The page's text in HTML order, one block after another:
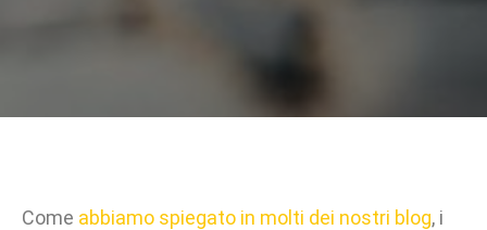
Come abbiamo spiegato in molti dei nostri blog, i